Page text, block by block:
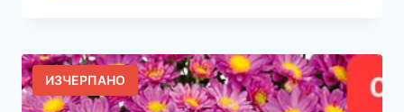
ИЗЧЕРПАНО